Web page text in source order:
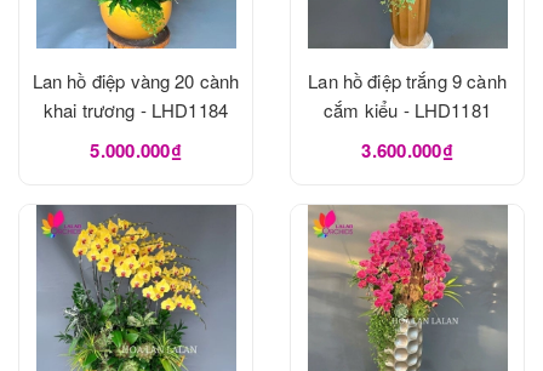
Lan hồ điệp vàng 20 cành
khai trương - LHD1184
5.000.000₫
Lan hồ điệp trắng 9 cành
cắm kiểu - LHD1181
3.600.000₫